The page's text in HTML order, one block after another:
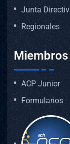
Junta
Regionales
Miembros
ACP Junior
Formularios